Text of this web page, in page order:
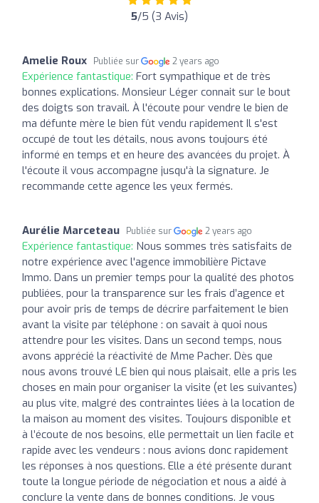
5/5 (3 Avis)
Amelie Roux Publiée sur 2 years ago
Expérience fantastique: Fort sympathique et de très
bonnes explications. Monsieur Léger connait sur le bout
des doigts son travail. À l'écoute pour vendre le bien de
ma défunte mère le bien fût vendu rapidement Il s'est
occupé de tout les détails, nous avons toujours été
informé en temps et en heure des avancées du projet. À
l'écoute il vous accompagne jusqu'à la signature. Je
recommande cette agence les yeux fermés.
Aurélie Marceteau Publiée sur 2 years ago
Expérience fantastique: Nous sommes très satisfaits de
notre expérience avec l'agence immobilière Pictave
Immo. Dans un premier temps pour la qualité des photos
publiées, pour la transparence sur les frais d’agence et
pour avoir pris de temps de décrire parfaitement le bien
avant la visite par téléphone : on savait à quoi nous
attendre pour les visites. Dans un second temps, nous
avons apprécié la réactivité de Mme Pacher. Dès que
nous avons trouvé LE bien qui nous plaisait, elle a pris les
choses en main pour organiser la visite (et les suivantes)
au plus vite, malgré des contraintes liées à la location de
la maison au moment des visites. Toujours disponible et
à l’écoute de nos besoins, elle permettait un lien facile et
rapide avec les vendeurs : nous avions donc rapidement
les réponses à nos questions. Elle a été présente durant
toute la longue période de négociation et nous a aidé à
conclure la vente dans de bonnes conditions. Je vous